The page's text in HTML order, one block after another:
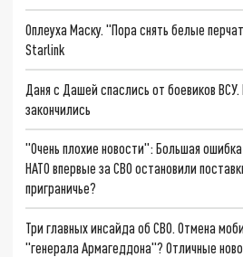
Оплеуха Маску. "Пора снять белые
Starlink
Даня с Дашей спаслись от боевиков
закончились
"Очень плохие новости": Большая
НАТО впервые за СВО остановили
приграничье?
Три главных инсайда об СВО. Отмена
"генерала Армагеддона"? Отличные